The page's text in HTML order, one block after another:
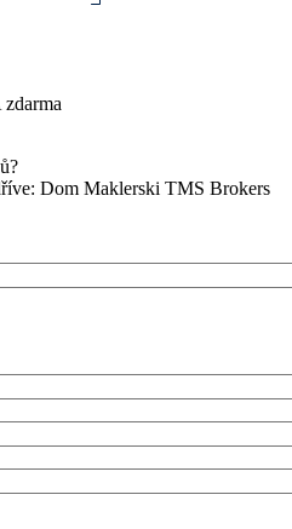
Dom Maklerski TMS Brokers